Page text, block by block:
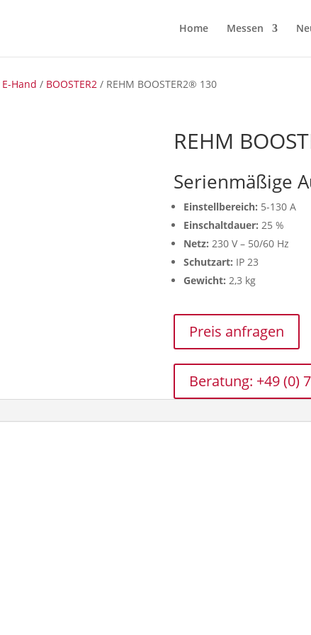
Home Messen
E-Hand / BOOSTER2 / REHM BOOSTER2® 130
REHM
Serienmäßige
Einstellbereich: 5-130 A
Einschaltdauer: 25 %
Netz: 230 V – 50/60 Hz
Schutzart: IP 23
Gewicht: 2,3 kg
Preis anfragen
Beratung: +49 (0)